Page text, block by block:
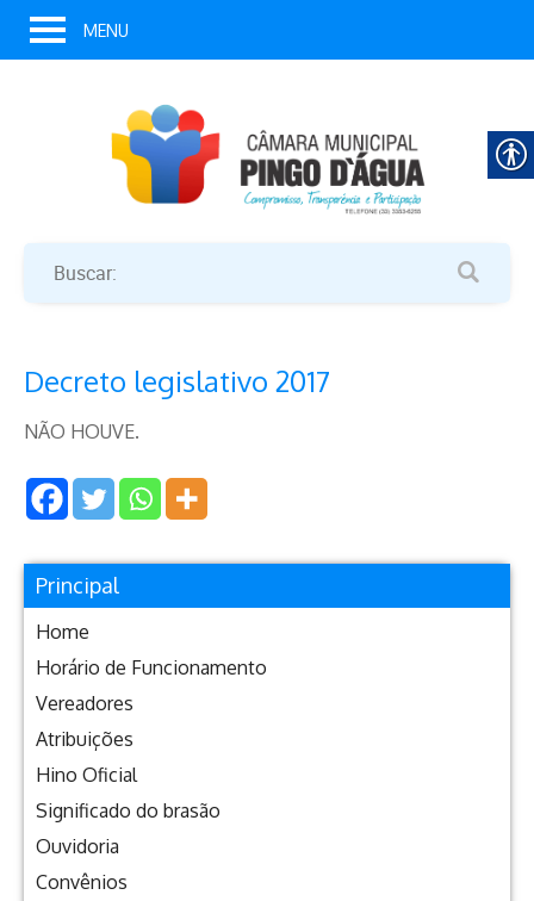
MENU
Decreto legislativo 2017
NÃO HOUVE.
Principal
Home
Horário de Funcionamento
Vereadores
Atribuições
Hino Oficial
Significado do brasão
Ouvidoria
Convênios